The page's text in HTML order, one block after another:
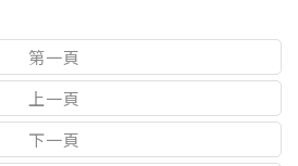
第一頁
上一頁
下一頁